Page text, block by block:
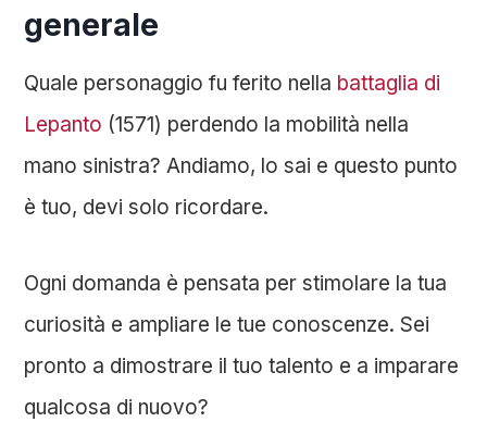
generale
Quale personaggio fu ferito nella battaglia di
Lepanto (1571) perdendo la mobilità nella
mano sinistra? Andiamo, lo sai e questo punto
è tuo, devi solo ricordare.
Ogni domanda è pensata per stimolare la tua
curiosità e ampliare le tue conoscenze. Sei
pronto a dimostrare il tuo talento e a imparare
qualcosa di nuovo?